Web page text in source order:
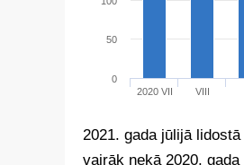
2021. gada jūlijā
vairāk nekā 2020.